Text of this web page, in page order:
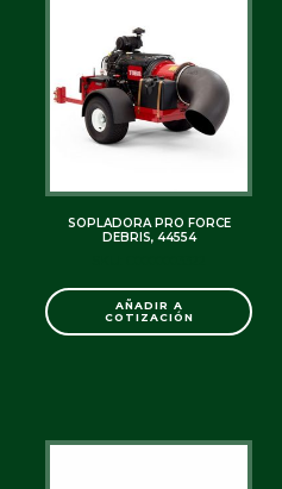
SOPLADORA PRO FORCE
DEBRIS, 44554
AÑADIR A
COTIZACIÓN